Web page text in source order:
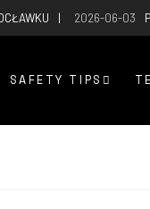
2026-06-03
SAFETY TIPS